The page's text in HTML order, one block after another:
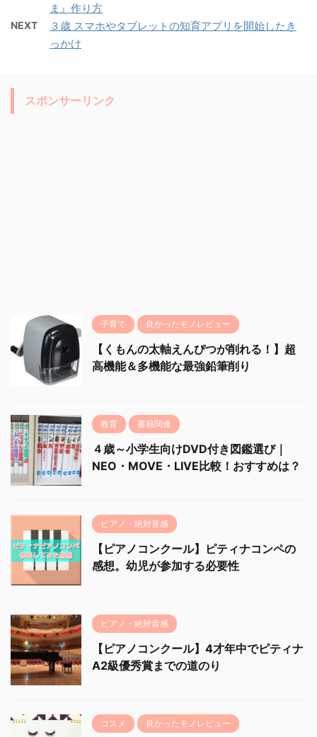
ま』作り方
NEXT
３歳 スマホやタブレットの知育アプリを開始したき
っかけ
スポンサーリンク
子育て 良かったモノレビュー
【くもんの太軸えんぴつが削れる！】超
高機能＆多機能な最強鉛筆削り
教育 書籍関連
４歳～小学生向けDVD付き図鑑選び｜
NEO・MOVE・LIVE比較！おすすめは？
ピアノ・絶対音感
【ピアノコンクール】ピティナコンペの
感想。幼児が参加する必要性
ピアノ・絶対音感
【ピアノコンクール】4才年中でピティナ
A2級優秀賞までの道のり
コスメ 良かったモノレビュー